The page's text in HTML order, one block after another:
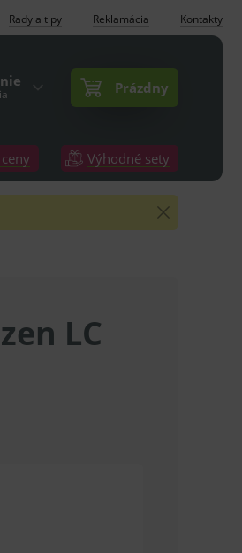
Rady a tipy Reklamácia Kontakty
Prázdny
Výhodné sety
LC